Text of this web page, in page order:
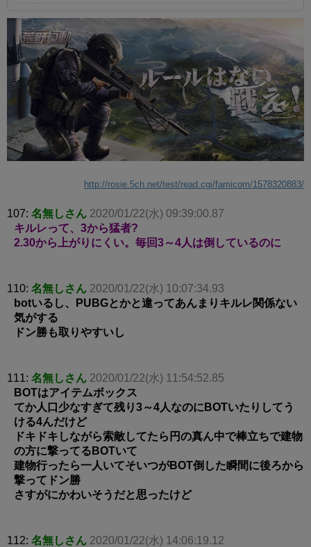
http://rosie.5ch.net/test/read.cgi/famicom/1578320883/
107: 名無しさん 2020/01/22(水) 09:39:00.87
キルレって、3から猛者?
2.30から上がりにくい。毎回3～4人は倒しているのに
110: 名無しさん 2020/01/22(水) 10:07:34.93
botいるし、PUBGとかと違ってあんまりキルレ関係ない
気がする
ドン勝も取りやすいし
111: 名無しさん 2020/01/22(水) 11:54:52.85
BOTはアイテムボックス
てか人口少なすぎて残り3～4人なのにBOTいたりしてう
ける4んだけど
ドキドキしながら索敵してたら円の真ん中で棒立ちで建物
の方に撃ってるBOTいて
建物行ったら一人いてそいつがBOT倒した瞬間に後ろから
撃ってドン勝
さすがにかわいそうだと思ったけど
112: 名無しさん 2020/01/22(水) 14:06:19.12